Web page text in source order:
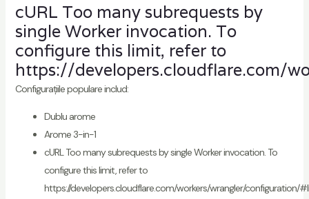
cURL Too many subrequests by
single Worker invocation. To
configure this limit, refer to
https://developers.cloudflare.com/
Configurațiile populare includ:
Dublu arome
Arome 3-in-1
cURL Too many subrequests by single Worker invocation. To
configure this limit, refer to
https://developers.cloudflare.com/workers/wrangler/configuration/